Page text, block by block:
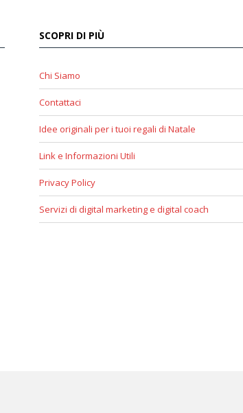
SCOPRI DI PIÙ
Chi Siamo
Contattaci
Idee originali per i tuoi regali di Natale
Link e Informazioni Utili
Privacy Policy
Servizi di digital marketing e digital coach